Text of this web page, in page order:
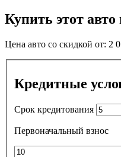
Купить этот
Цена авто со скидкой от: 2
Кредитные
Срок кредитования
Первоначальный взнос